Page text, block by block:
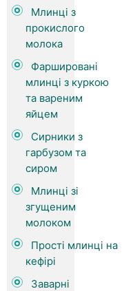
Млинці з
прокислого
молока
Фаршировані
млинці з куркою
та вареним
яйцем
Сирники з
гарбузом та
сиром
Млинці зі
згущеним
молоком
Прості млинці на
кефірі
Заварні